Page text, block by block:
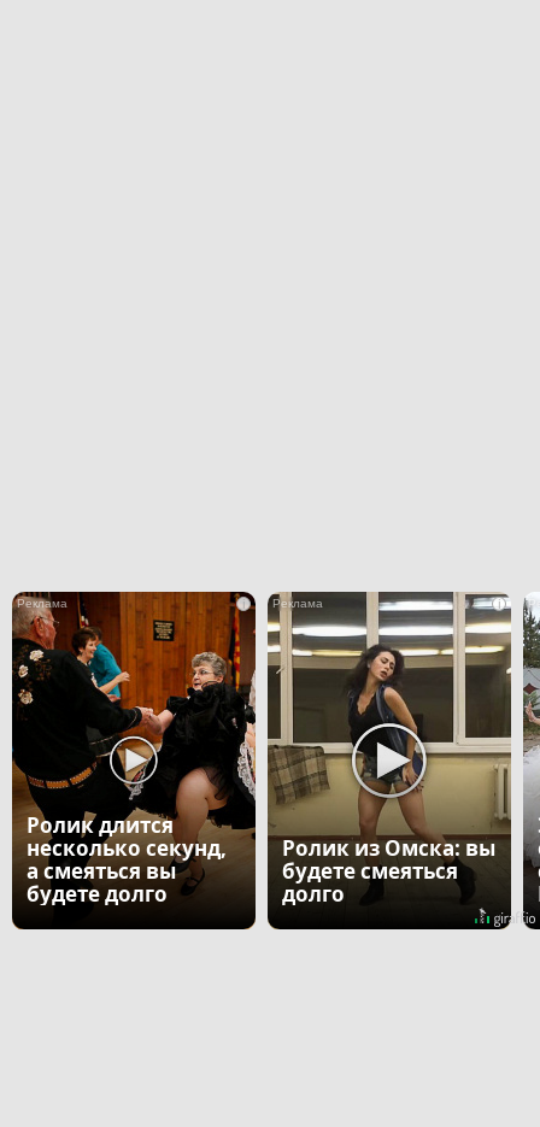
i
Ролик длится
несколько секунд,
а смеяться вы
будете долго
i
Ролик из Омска: вы
будете смеяться
долго